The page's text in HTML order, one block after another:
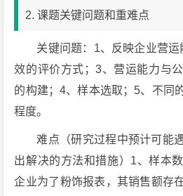
2. 课题关键问题和重难点
关键问题：1、反映企业营
效的评价方式；3、营运能力与
的构建；4、样本选取；5、不同
程度。
难点（研究过程中预计可能
出解决的方法和措施）1、样本
企业为了粉饰报表，其销售额存